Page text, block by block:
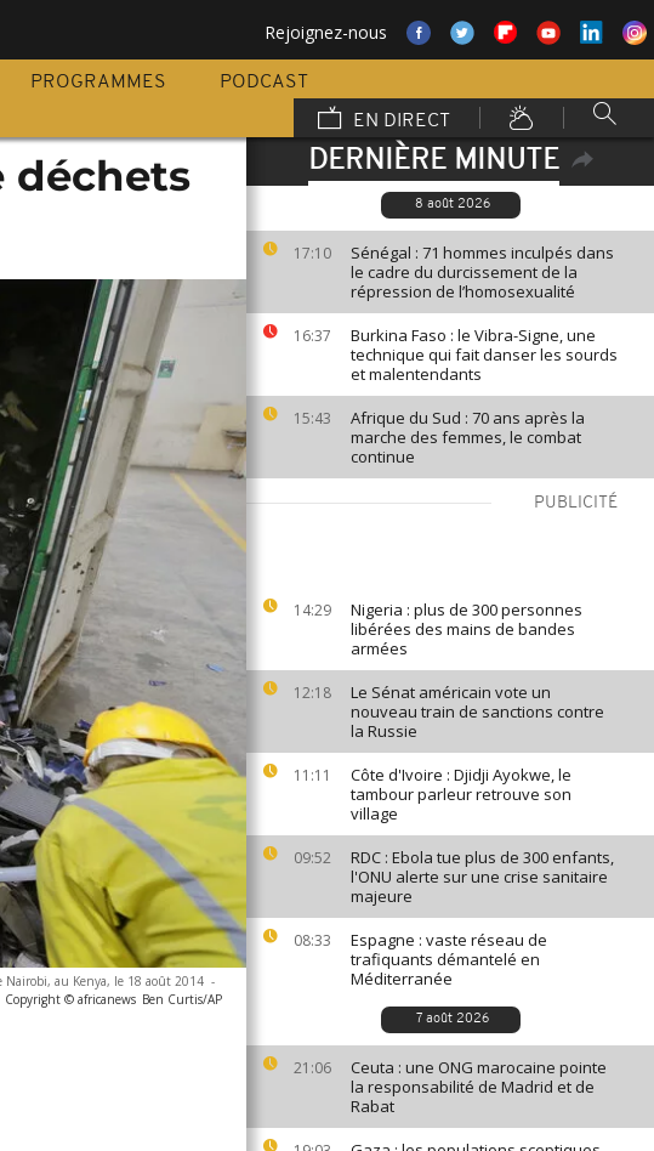
Rejoignez-nous
PROGRAMMES
PODCAST
EN DIRECT
DERNIÈRE MINUTE
8 août 2026
17:10
Sénégal : 71 hommes inculpés dans
le cadre du durcissement de la
répression de l’homosexualité
16:37
Burkina Faso : le Vibra-Signe, une
technique qui fait danser les sourds
et malentendants
15:43
Afrique du Sud : 70 ans après la
marche des femmes, le combat
continue
PUBLICITÉ
14:29
Nigeria : plus de 300 personnes
libérées des mains de bandes
armées
12:18
Le Sénat américain vote un
nouveau train de sanctions contre
la Russie
11:11
Côte d'Ivoire : Djidji Ayokwe, le
tambour parleur retrouve son
village
09:52
RDC : Ebola tue plus de 300 enfants,
l'ONU alerte sur une crise sanitaire
majeure
08:33
Espagne : vaste réseau de
trafiquants démantelé en
Méditerranée
7 août 2026
21:06
Ceuta : une ONG marocaine pointe
la responsabilité de Madrid et de
Rabat
déchets
au Kenya, le 18 août 2014 -
Copyright © africanews Ben Curtis/AP